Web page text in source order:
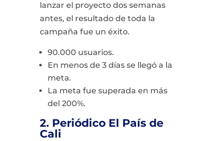
lanzar el proyecto dos semanas
antes, el resultado de toda la
campaña fue un éxito.
90.000 usuarios.
En menos de 3 días se llegó a la
meta.
La meta fue superada en más
del 200%.
2. Periódico El País de
Cali